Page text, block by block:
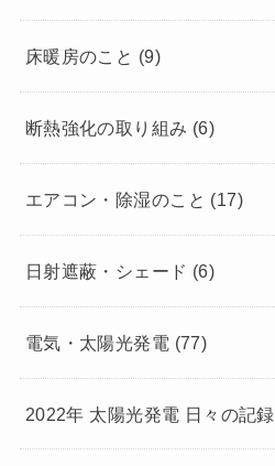
床暖房のこと (9)
断熱強化の取り組み (6)
エアコン・除湿のこと (17)
日射遮蔽・シェード (6)
電気・太陽光発電 (77)
2022年 太陽光発電 日々の記録